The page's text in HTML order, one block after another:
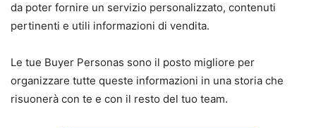
da poter fornire un servizio personalizzato, contenuti
pertinenti e utili informazioni di vendita.
Le tue Buyer Personas sono il posto migliore per
organizzare tutte queste informazioni in una storia che
risuonerà con te e con il resto del tuo team.